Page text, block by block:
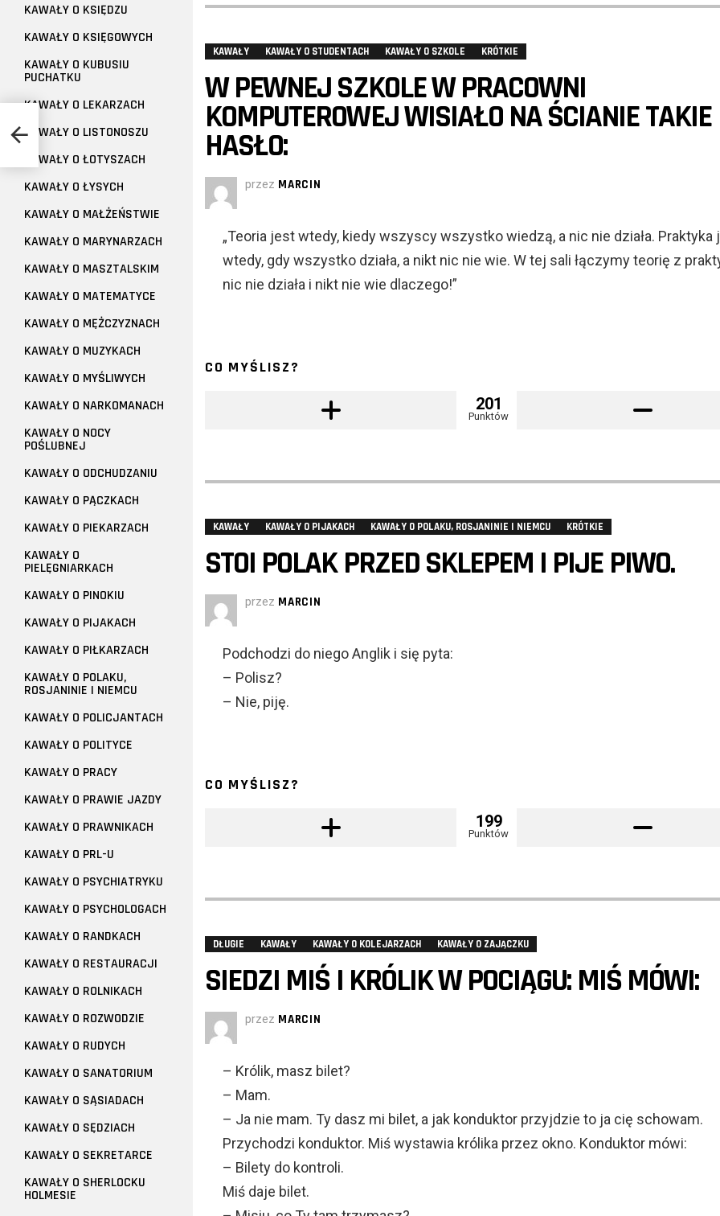
KAWAŁY KAWAŁY O STUDENTACH KAWAŁY O SZKOLE KRÓTKIE
W PEWNEJ SZKOLE W PRACOWNI
KOMPUTEROWEJ WISIAŁO NA ŚCIANIE TAKIE
HASŁO:
przez MARCIN
„Teoria jest wtedy, kiedy wszyscy wszystko wiedzą, a nic nie działa. Praktyka
wtedy, gdy wszystko działa, a nikt nic nie wie. W tej sali łączymy teorię z
nic nie działa i nikt nie wie dlaczego!”
CO MYŚLISZ?
201
Punktów
KAWAŁY KAWAŁY O PIJAKACH KAWAŁY O POLAKU, ROSJANINIE I NIEMCU KRÓTKIE
STOI POLAK PRZED SKLEPEM I PIJE PIWO.
przez MARCIN
Podchodzi do niego Anglik i się pyta:
– Polisz?
– Nie, piję.
CO MYŚLISZ?
199
Punktów
DŁUGIE KAWAŁY KAWAŁY O KOLEJARZACH KAWAŁY O ZAJĄCZKU
SIEDZI MIŚ I KRÓLIK W POCIĄGU: MIŚ MÓWI:
przez MARCIN
– Królik, masz bilet?
– Mam.
– Ja nie mam. Ty dasz mi bilet, a jak konduktor przyjdzie to ja cię schowam.
Przychodzi konduktor. Miś wystawia królika przez okno. Konduktor mówi:
– Bilety do kontroli.
Miś daje bilet.
KAWAŁY O KSIĘDZU
KAWAŁY O KSIĘGOWYCH
KAWAŁY O KUBUSIU
PUCHATKU
KAWAŁY O LEKARZACH
KAWAŁY O LISTONOSZU
KAWAŁY O ŁOTYSZACH
KAWAŁY O ŁYSYCH
KAWAŁY O MAŁŻEŃSTWIE
KAWAŁY O MARYNARZACH
KAWAŁY O MASZTALSKIM
KAWAŁY O MATEMATYCE
KAWAŁY O MĘŻCZYZNACH
KAWAŁY O MUZYKACH
KAWAŁY O MYŚLIWYCH
KAWAŁY O NARKOMANACH
KAWAŁY O NOCY
POŚLUBNEJ
KAWAŁY O ODCHUDZANIU
KAWAŁY O PĄCZKACH
KAWAŁY O PIEKARZACH
KAWAŁY O
PIELĘGNIARKACH
KAWAŁY O PINOKIU
KAWAŁY O PIJAKACH
KAWAŁY O PIŁKARZACH
KAWAŁY O POLAKU,
ROSJANINIE I NIEMCU
KAWAŁY O POLICJANTACH
KAWAŁY O POLITYCE
KAWAŁY O PRACY
KAWAŁY O PRAWIE JAZDY
KAWAŁY O PRAWNIKACH
KAWAŁY O PRL-U
KAWAŁY O PSYCHIATRYKU
KAWAŁY O PSYCHOLOGACH
KAWAŁY O RANDKACH
KAWAŁY O RESTAURACJI
KAWAŁY O ROLNIKACH
KAWAŁY O ROZWODZIE
KAWAŁY O RUDYCH
KAWAŁY O SANATORIUM
KAWAŁY O SĄSIADACH
KAWAŁY O SĘDZIACH
KAWAŁY O SEKRETARCE
KAWAŁY O SHERLOCKU
HOLMESIE